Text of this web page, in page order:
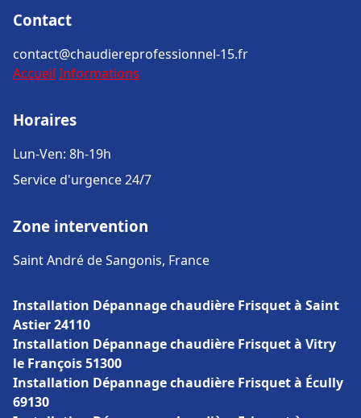
Contact
contact@chaudiereprofessionnel-15.fr
Accueil Informations
Horaires
Lun-Ven: 8h-19h
Service d'urgence 24/7
Zone intervention
Saint André de Sangonis, France
Installation Dépannage chaudière Frisquet à Saint
Astier 24110
Installation Dépannage chaudière Frisquet à Vitry
le François 51300
Installation Dépannage chaudière Frisquet à Écully
69130